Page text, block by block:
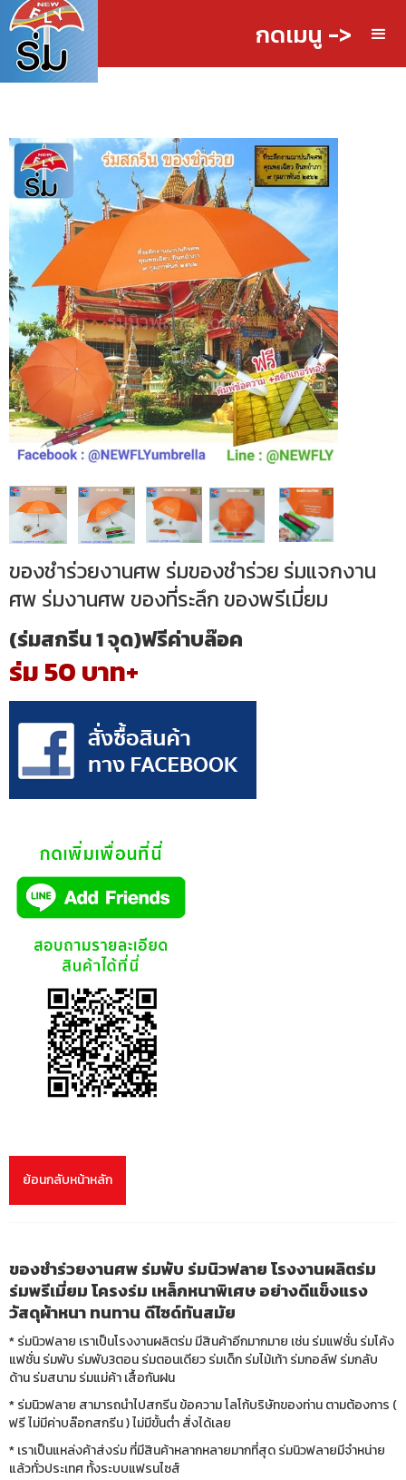
กดเมนู ->
ของชำร่วยงานศพ ร่มของชำร่วย ร่มแจกงาน
ศพ ร่มงานศพ ของที่ระลึก ของพรีเมี่ยม
(ร่มสกรีน 1 จุด)ฟรีค่าบล๊อค
ร่ม 50 บาท+
ย้อนกลับหน้าหลัก
ของชำร่วยงานศพ ร่มพับ ร่มนิวฟลาย โรงงานผลิตร่ม
ร่มพรีเมี่ยม โครงร่ม เหล็กหนาพิเศษ อย่างดีแข็งแรง
วัสดุผ้าหนา ทนทาน ดีไซด์ทันสมัย
* ร่มนิวฟลาย เราเป็นโรงงานผลิตร่ม มีสินค้าอีกมากมาย เช่น ร่มแฟชั่น ร่มโค้ง
แฟชั่น ร่มพับ ร่มพับ3ตอน ร่มตอนเดียว ร่มเด็ก ร่มไม้เท้า ร่มกอล์ฟ ร่มกลับ
ด้าน ร่มสนาม ร่มแม่ค้า เสื้อกันฝน
* ร่มนิวฟลาย สามารถนำไปสกรีน ข้อความ โลโก้บริษัทของท่าน ตามต้องการ (
ฟรี ไม่มีค่าบล๊อกสกรีน ) ไม่มีขั้นต่ำ สั่งได้เลย
* เราเป็นแหล่งค้าส่งร่ม ที่มีสินค้าหลากหลายมากที่สุด ร่มนิวฟลายมีจำหน่าย
แล้วทั่วประเทศ ทั้งระบบแฟรนไซส์